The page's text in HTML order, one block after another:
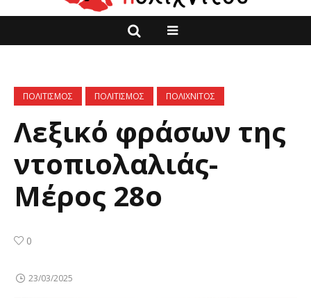
ΠΟΛΙΤΙΣΜΟΣ ΠΟΛΙΤΙΣΜΟΣ ΠΟΛΙΧΝΙΤΟΣ
Λεξικό φράσων της
ντοπιολαλιάς-
Μέρος 28ο
0
23/03/2025